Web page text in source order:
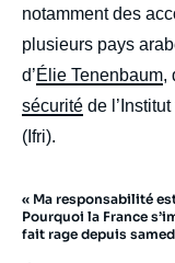
notamment des
plusieurs pays
d’Élie Tenenbaum,
sécurité de
(Ifri).
« Ma responsabilité
Pourquoi la France
fait rage depuis